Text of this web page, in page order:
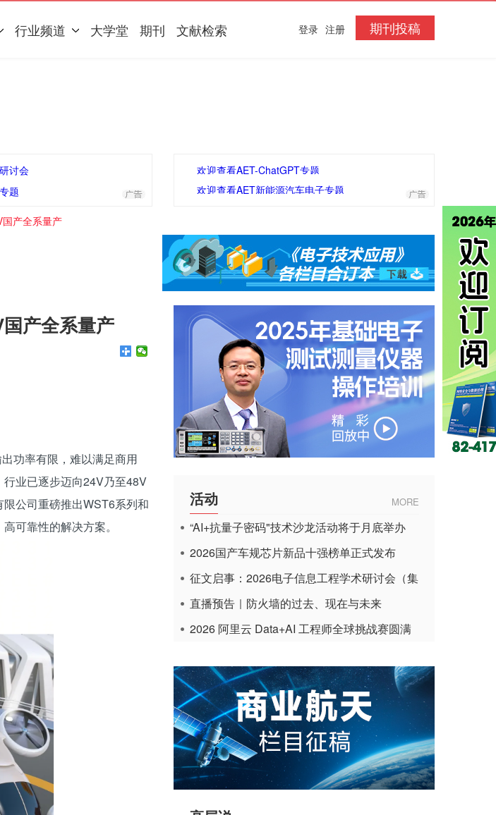
行业频道 大学堂 期刊 文献检索 期刊投稿
登录 注册
讨会
题
欢迎查看AET-ChatGPT专题
欢迎查看AET新能源汽车电子专题
产全系量产
产全系量产
功率有限，难以满足商用
业已逐步迈向24V乃至48V
限公司重磅推出WST6系列和
可靠性的解决方案。
活动 MORE
“AI+抗量子密码"技术沙龙活动将于月底举办
2026国产车规芯片新品十强榜单正式发布
征文启事：2026电子信息工程学术研讨会（集
成电路应用杂志）
直播预告｜防火墙的过去、现在与未来
2026 阿里云 Data+AI 工程师全球挑战赛圆满